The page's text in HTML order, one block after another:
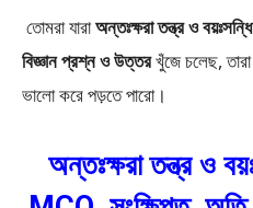
তোমরা যারাঅন্তঃক্ষরা তন্ত্র ও
বিজ্ঞান প্রশ্ন ও উত্তরখুঁজে চলেছ,
ভালো করে পড়তে পারো।
অন্তঃক্ষরা তন্ত্র ও